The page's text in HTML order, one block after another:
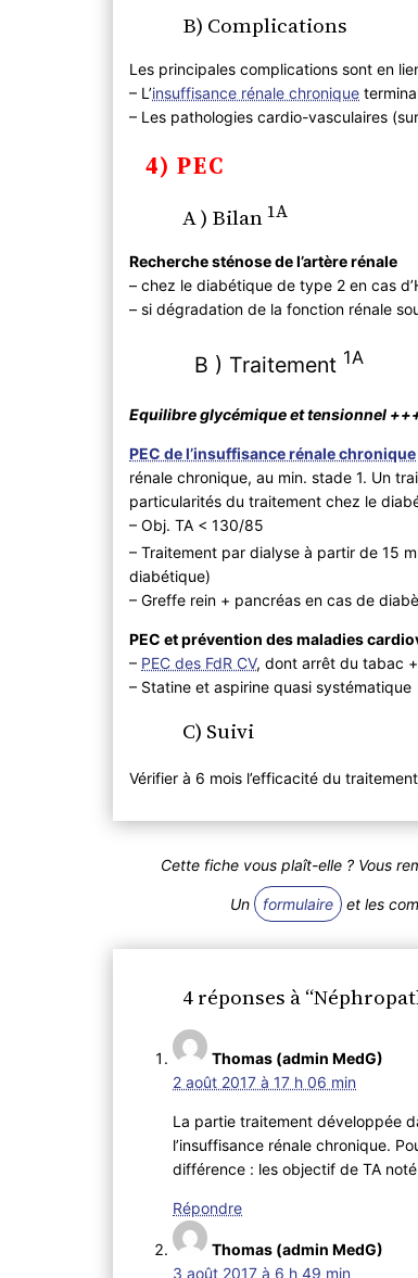
B) Complications
Les principales complications sont en
– L’insuffisance rénale chronique
– Les pathologies cardio-vasculaires
4) PEC
A ) Bilan1A
Recherche sténose de l’artère rénale
– chez le diabétique de type 2 en cas
– si dégradation de la fonction rénale
B ) Traitement 1A
Equilibre glycémique et tensionnel
PEC de l’insuffisance rénale chronique
rénale chronique, au min. stade 1. Un
particularités du traitement chez le
– Obj. TA < 130/85
– Traitement par dialyse à partir de 15
diabétique)
– Greffe rein + pancréas en cas de
PEC et prévention des maladies
– PEC des FdR CV, dont arrêt du tabac
– Statine et aspirine quasi systématique
C) Suivi
Vérifier à 6 mois l’efficacité du
Cette fiche vous plaît-elle ? Vous
Un formulaire et les
4 réponses à
Thomas (admin MedG)
2 août 2017 à 17 h 06 min
La partie traitement développée
l’insuffisance rénale chronique.
différence : les objectif de TA
Répondre
Thomas (admin MedG)
3 août 2017 à 6 h 49 min